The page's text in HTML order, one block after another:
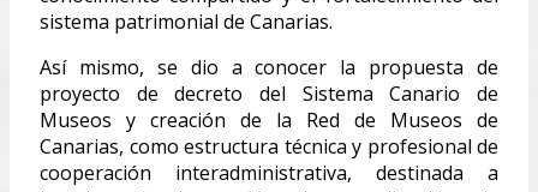
sistema patrimonial de Canarias.
Así mismo, se dio a conocer la propuesta de
proyecto de decreto del Sistema Canario de
Museos y creación de la Red de Museos de
Canarias, como estructura técnica y profesional de
cooperación interadministrativa, destinada a